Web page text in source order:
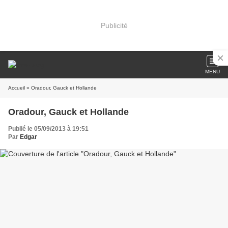
Publicité
MENU
Accueil » Oradour, Gauck et Hollande
Oradour, Gauck et Hollande
Publié le 05/09/2013 à 19:51
Par Edgar